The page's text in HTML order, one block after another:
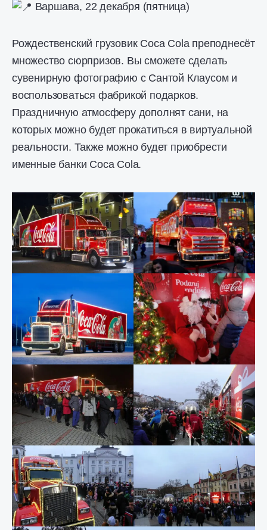
Варшава, 22 декабря (пятница)
Рождественский грузовик Coca Cola преподнесёт
множество сюрпризов. Вы сможете сделать
сувенирную фотографию с Сантой Клаусом и
воспользоваться фабрикой подарков.
Праздничную атмосферу дополнят сани, на
которых можно будет прокатиться в виртуальной
реальности. Также можно будет приобрести
именные банки Coca Cola.